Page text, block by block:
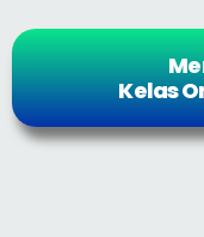
Kelas